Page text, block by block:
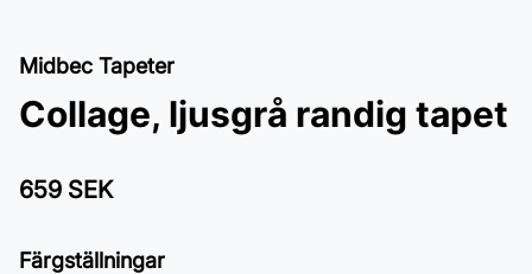
Midbec Tapeter
Collage, ljusgrå randig tapet
659 SEK
Färgställningar